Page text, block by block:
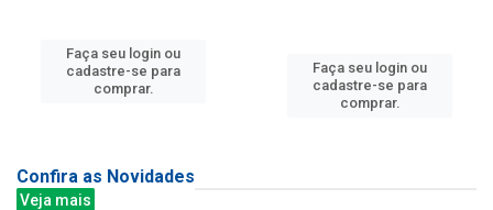
Faça seu login ou
cadastre-se para
comprar.
Faça seu login ou
cadastre-se para
comprar.
Confira as Novidades
Veja mais